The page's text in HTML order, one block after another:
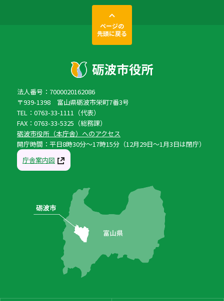
ページの
先頭に戻る
法人番号：7000020162086
〒939-1398 富山県砺波市栄町7番3号
TEL：0763-33-1111（代表）
FAX：0763-33-5325（総務課）
砺波市役所（本庁舎）へのアクセス
開庁時間：平日8時30分〜17時15分（12月29日〜1月3日は閉庁）
庁舎案内図